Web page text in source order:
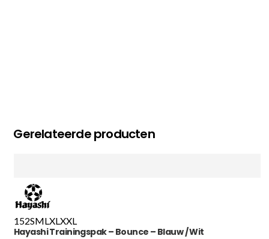
Gerelateerde producten
152SMLXLXXL
Hayashi Trainingspak – Bounce – Blauw / Wit